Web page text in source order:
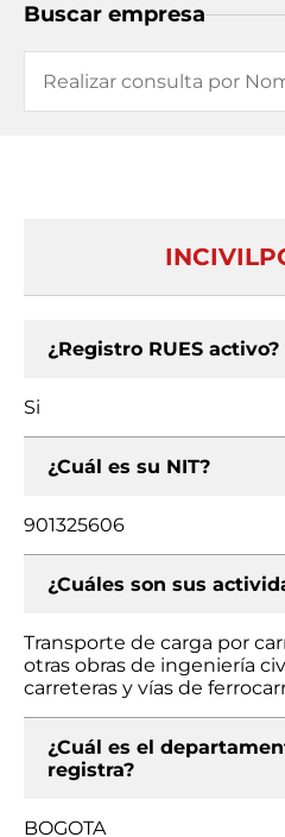
Buscar empresa
¿Registro RUES activo?
Si
¿Cuál es su NIT?
901325606
¿Cuáles son sus
Transporte de carga por
otras obras de ingeniería
carreteras y vías de
¿Cuál es el
registra?
BOGOTA